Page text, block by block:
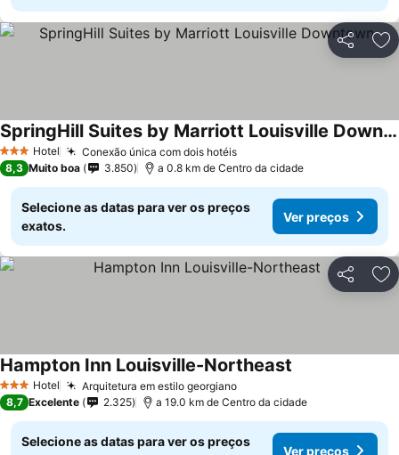
Partilhar
3 EstrelasHotel Conexão única com dois hotéis
SpringHill Suites by Marriott Louisville Downtown
8,3 Muito boa 3.850 a 0.8 km de Centro da cidade
Selecione as datas para ver os preços
exatos.
Ver preços
Partilhar
3 EstrelasHotel Arquitetura em estilo georgiano
Hampton Inn Louisville-Northeast
8,7 Excelente 2.325 a 19.0 km de Centro da cidade
Selecione as datas para ver os preços
Ver preços